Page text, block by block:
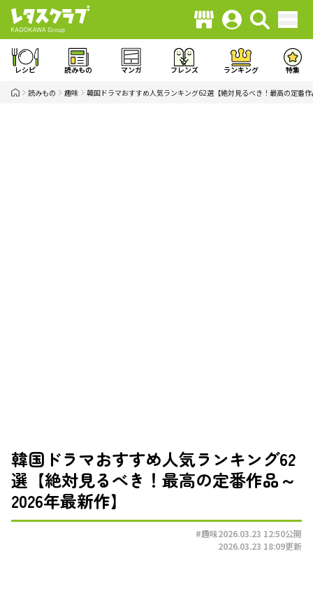
レシピ 読みもの マンガ フレンズ ランキング 特集
読みもの 趣味 韓国ドラマおすすめ人気ランキング62選【絶対見るべき！最高の定番
韓国ドラマおすすめ人気ランキング62
選【絶対見るべき！最高の定番作品～
2026年最新作】
#趣味2026.03.23 12:50公開
2026.03.23 18:09更新